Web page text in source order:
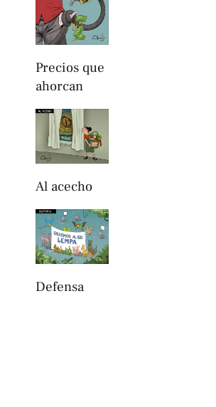
Precios que
ahorcan
Al acecho
Defensa